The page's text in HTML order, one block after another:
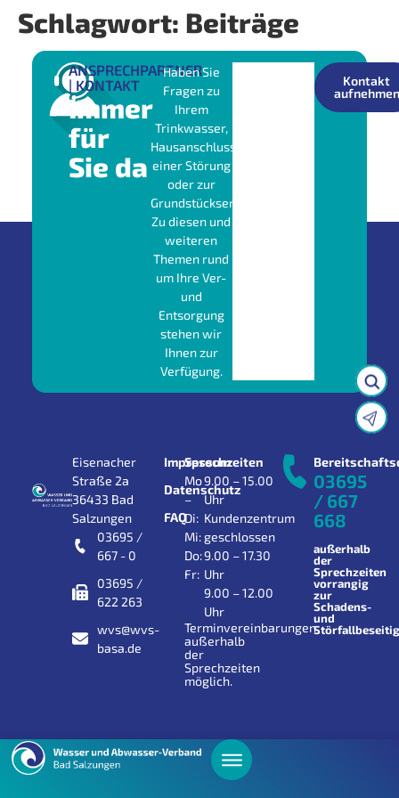
Schlagwort: Beiträge
ANSPRECHPARTNER
| KONTAKT
Immer
für
Sie da
Haben Sie
Fragen zu
Ihrem
Trinkwasser,
Hausanschluss,
einer Störung
oder zur
Grundstücksentwässerung?
Zu diesen und
weiteren
Themen rund
um Ihre Ver-
und
Entsorgung
stehen wir
Ihnen zur
Verfügung.
Kontakt
aufnehmen
Eisenacher
Straße 2a
36433 Bad
Salzungen
03695 /
667 - 0
03695 /
622 263
wvs@wvs-
basa.de
Impressum
Datenschutz
FAQ
Sprechzeiten
Mo
–
Di:
Mi:
Do:
Fr:
9.00 – 15.00
Uhr
Kundenzentrum
geschlossen
9.00 – 17.30
Uhr
9.00 – 12.00
Uhr
Terminvereinbarungen
außerhalb
der
Sprechzeiten
möglich.
03695
/ 667
668
außerhalb
der
Sprechzeiten
vorrangig
zur
Schadens-
und